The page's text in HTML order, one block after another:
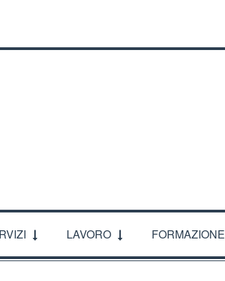
LAVORO FORMAZIONE